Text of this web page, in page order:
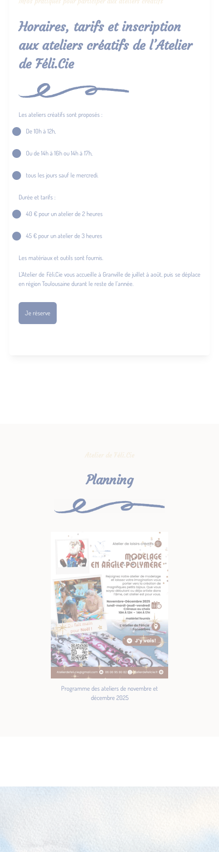
Horaires, tarifs et inscription
aux ateliers créatifs de l’Atelier
de Féli.Cie
Les ateliers créatifs sont proposés :
De 10h à 12h,
Ou de 14h à 16h ou 14h à 17h,
tous les jours sauf le mercredi.
Durée et tarifs :
40 € pour un atelier de 2 heures
45 € pour un atelier de 3 heures
Les matériaux et outils sont fournis.
L’Atelier de Féli.Cie vous accueille à Granville de juillet à août, puis se déplace
en région Toulousaine durant le reste de l’année.
Je réserve
Atelier de Féli.Cie
Planning
Programme des ateliers de novembre et
décembre 2025